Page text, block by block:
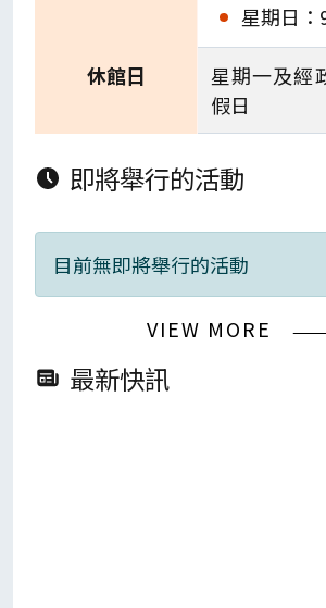
星期日：
休館日
星期一及經
假日
即將舉行的活動
目前無即將舉行的活動
VIEW MORE
最新快訊